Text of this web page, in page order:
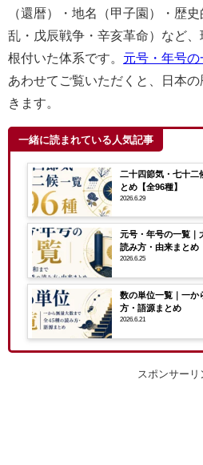
（還暦）・地名（甲子園）・歴
乱・戊辰戦争・辛亥革命）など、
根付いた体系です。 元号・年号の
あわせてご覧いただくと、日本
きます。
一緒に読まれている人気記事
二十四節気・七十二
とめ【全96種】
2026.6.29
元号・年号の一覧｜
読み方・由来まとめ
2026.6.25
数の単位一覧｜一か
方・語源まとめ
2026.6.21
スポンサーリ